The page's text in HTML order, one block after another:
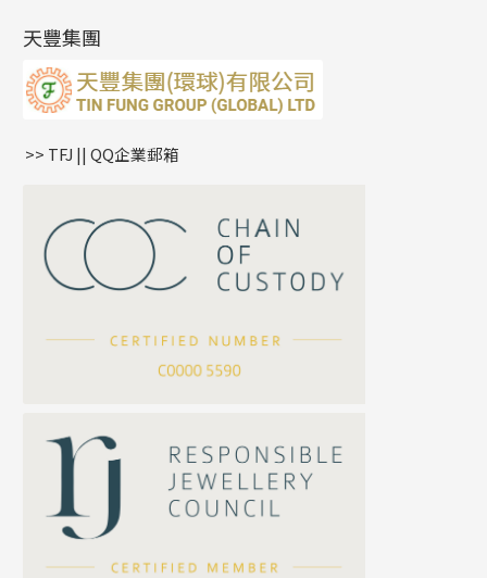
公司名稱
聯絡電話
雙十字鏈系列
水波鏈系列
蛇骨鏈系列
鏈尾系列
嘴唇鏈系列
S車花鏈系列
珍珠鏈系列
坦克鏈系列
滿天星鏈系列
方假繩鏈系列
耳環扣系列
耳綫/耳鈎系列
耳環爪頭
耳環
字母吊墜
相盒吊墜
項鏈吊墜
生肖吊墜
星座吊墜
珠扣
天豐集團
>> TFJ || QQ企業郵箱